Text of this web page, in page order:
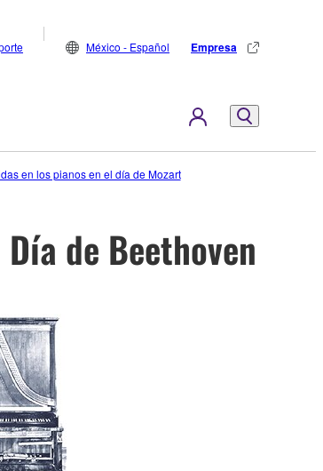
México - Español Empresa
en los pianos en el día de Mozart
de Beethoven